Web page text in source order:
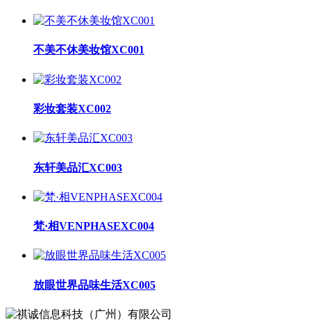
不美不休美妆馆XC001
彩妆套装XC002
东轩美品汇XC003
梵·相VENPHASEXC004
放眼世界品味生活XC005